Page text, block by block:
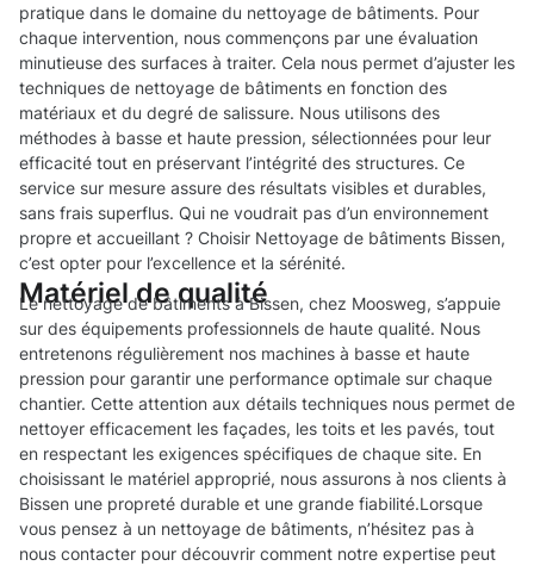
pratique dans le domaine du nettoyage de bâtiments. Pour
chaque intervention, nous commençons par une évaluation
minutieuse des surfaces à traiter. Cela nous permet d’ajuster les
techniques de nettoyage de bâtiments en fonction des
matériaux et du degré de salissure. Nous utilisons des
méthodes à basse et haute pression, sélectionnées pour leur
efficacité tout en préservant l’intégrité des structures. Ce
service sur mesure assure des résultats visibles et durables,
sans frais superflus. Qui ne voudrait pas d’un environnement
propre et accueillant ? Choisir Nettoyage de bâtiments Bissen,
c’est opter pour l’excellence et la sérénité.
Matériel de qualité
Le nettoyage de bâtiments à Bissen, chez Moosweg, s’appuie
sur des équipements professionnels de haute qualité. Nous
entretenons régulièrement nos machines à basse et haute
pression pour garantir une performance optimale sur chaque
chantier. Cette attention aux détails techniques nous permet de
nettoyer efficacement les façades, les toits et les pavés, tout
en respectant les exigences spécifiques de chaque site. En
choisissant le matériel approprié, nous assurons à nos clients à
Bissen une propreté durable et une grande fiabilité.Lorsque
vous pensez à un nettoyage de bâtiments, n’hésitez pas à
nous contacter pour découvrir comment notre expertise peut